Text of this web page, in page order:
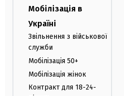
Мобілізація в
Україні
Звільнення з військової
служби
Мобілізація 50+
Мобілізація жінок
Контракт для 18-24-